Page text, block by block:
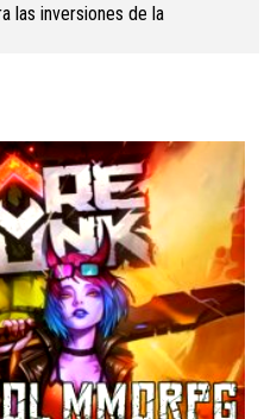
las inversiones de la